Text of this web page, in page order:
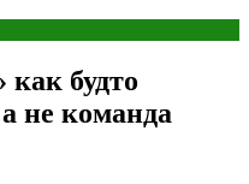
будто
не команда